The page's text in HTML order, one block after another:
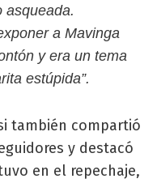
asqueada.
a Mavinga
y era un tema
estúpida”.
también compartió
y destacó
en el repechaje,